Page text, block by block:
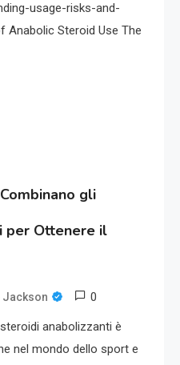
usage-risks-and-
Anabolic Steroid Use The
gli
per Ottenere il
Jackson 0
anabolizzanti è
nel mondo dello sport e